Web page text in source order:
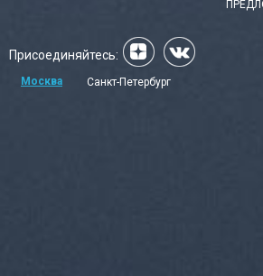
Присоединяйтесь:
Москва Санкт-Петербург